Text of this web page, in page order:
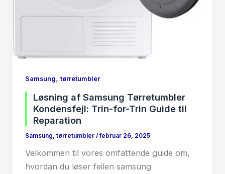
Samsung, tørretumbler
Løsning af Samsung Tørretumbler
Kondensfejl: Trin-for-Trin Guide til
Reparation
Samsung, tørretumbler/februar 26, 2025
Velkommen til vores omfattende guide om,
hvordan du løser feilen samsung